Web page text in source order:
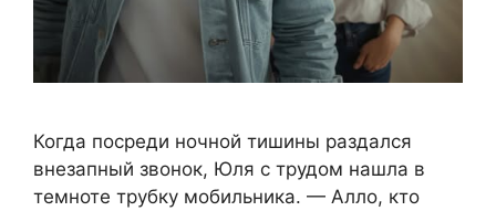
Когда посреди ночной тишины раздался
внезапный звонок, Юля с трудом нашла в
темноте трубку мобильника. — Алло, кто